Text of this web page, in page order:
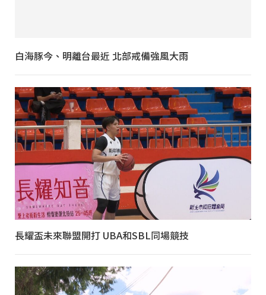
白海豚今、明離台最近 北部戒備強風大雨
長耀盃未來聯盟開打 UBA和SBL同場競技